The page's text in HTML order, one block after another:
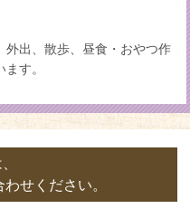
外出、散歩、昼食・おやつ作
す。
せください。